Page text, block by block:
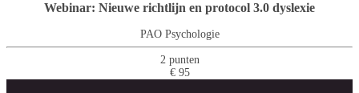
Webinar: Nieuwe richtlijn en protocol 3.0 dyslexie
PAO Psychologie
2 punten
€ 95